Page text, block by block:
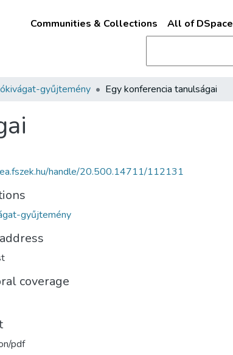
Communities & Collections All of DSpace
gyűjtemény Egy konferencia tanulságai
handle/20.500.14711/112131
gyűjtemény
coverage
pdf